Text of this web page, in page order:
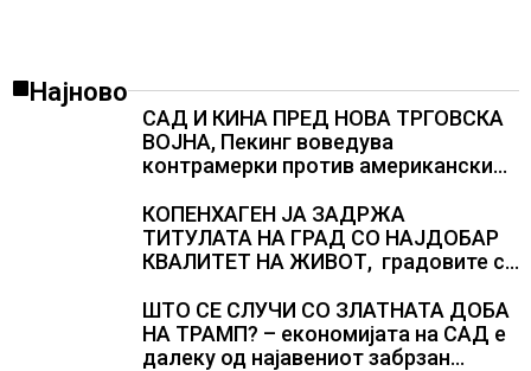
Најново
САД И КИНА ПРЕД НОВА ТРГОВСКА
ВОЈНА, Пекинг воведува
контрамерки против американски
КОПЕНХАГЕН ЈА ЗАДРЖА
ТИТУЛАТА НА ГРАД СО НАЈДОБАР
КВАЛИТЕТ НА ЖИВОТ, градовите со
да бидат обележани со
комбинација од фактори
ШТО СЕ СЛУЧИ СО ЗЛАТНАТА ДОБА
НА ТРАМП? – економијата на САД е
далеку од најавениот забрзан